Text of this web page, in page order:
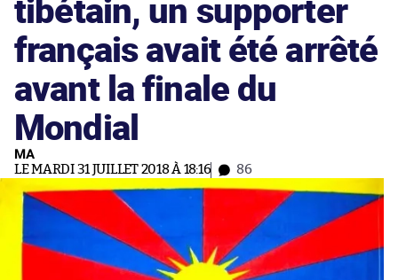
français avait été arrêté
avant la finale du
Mondial
MA
LE MARDI 31 JUILLET 2018 À 18:16 86